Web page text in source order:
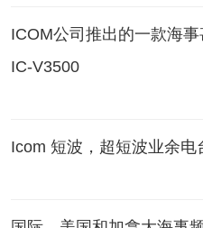
ICOM公司推出的一款海
IC-V3500
Icom 短波，超短波业余电